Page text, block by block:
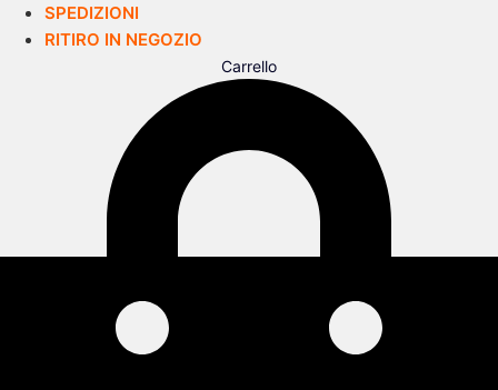
SPEDIZIONI
RITIRO IN NEGOZIO
Carrello